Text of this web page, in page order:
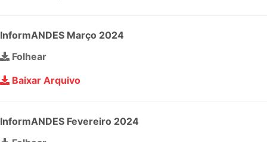
InformANDES Março 2024
Folhear
Baixar Arquivo
InformANDES Fevereiro 2024